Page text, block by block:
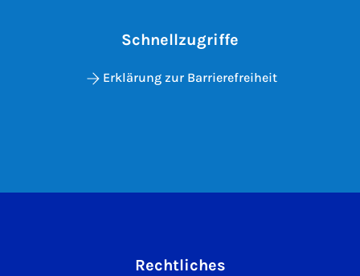
Schnellzugriffe
Erklärung zur Barrierefreiheit
Rechtliches